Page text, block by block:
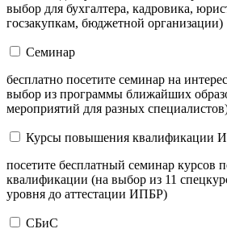
выбор для бухгалтера, кадровика,
госзакупкам, бюджетной организации)
Семинар
бесплатно посетите семинар на
выбор из программы ближайших
мероприятий для разных
Курсы повышения квалификации
посетите бесплатный семинар курсов
квалификации (на выбор из 11
уровня до аттестации ИПБР)
СБиС